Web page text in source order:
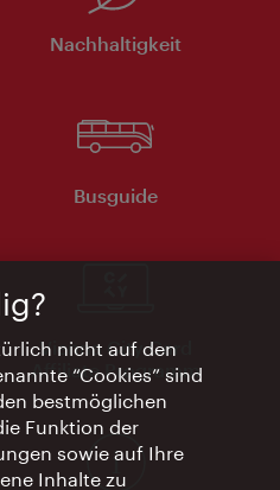
Nachhaltigkeit
Busguide
Vienna City Card
Affiliate Programm
nicht auf den
“Cookies” sind
bestmöglichen
Funktion der
sowie auf Ihre
Inhalte zu